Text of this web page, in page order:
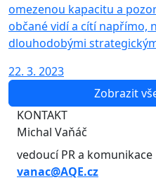
omezenou kapacitu a
občané vidí a cítí napřímo,
dlouhodobými
22. 3. 2023
Zobrazit
KONTAKT
Michal Vaňáč
vedoucí PR a komunikace
vanac@AQE.cz